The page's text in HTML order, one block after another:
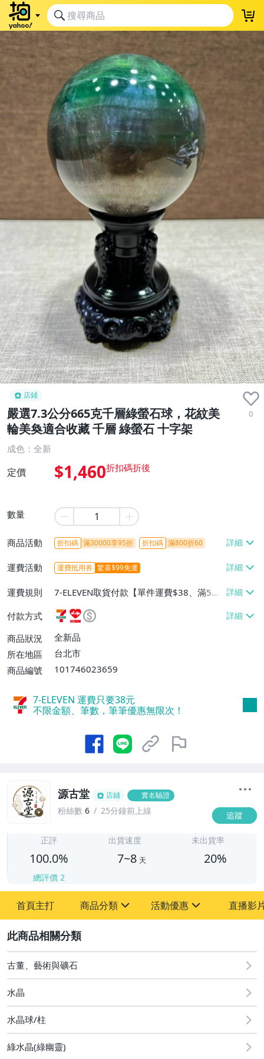
店鋪
嚴選7.3公分665克千層綠螢石球，花紋美
輪美奐適合收藏 千層 綠螢石 十字架
0
成色：全新
定價 $1,460
數量
商品活動 折扣碼 滿30000享95折 折扣碼 滿800折60
運費活動 運費抵用券 驚喜$99免運
運費規則
7-ELEVEN取貨付款【單件運費$38、滿5件
或消費滿$1298免運費】、7-ELEVEN取貨
不付款【免運費】、萊爾富取貨付款【單件
運費$60、滿5件或消費滿$1298免運
費】、宅配/貨運【單件運費$120、滿5件
付款方式
商品狀況
全新品
所在地區
台北市
商品編號
101746023659
7-ELEVEN 運費只要38元
不限金額、筆數，筆筆優惠無限次！
源古堂 店鋪 實名驗證
粉絲數 6 25分鐘前上線 追蹤
正評
100.0%
總評價 2
出貨速度
7~8 天
未出貨率
20%
首頁主打 商品分類
其它
活動優惠
[全店] 周年慶
[全店] 粉絲專享
直播影
古董、藝術與礦石
水晶
水晶球/柱
綠水晶(綠幽靈)